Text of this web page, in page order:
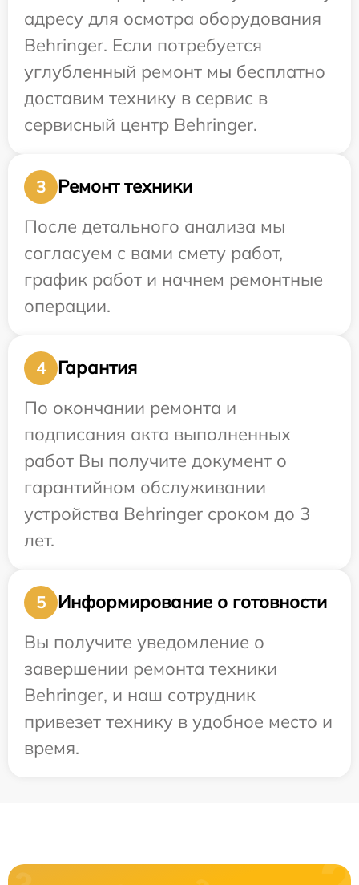
адресу для осмотра оборудования
Behringer. Если потребуется
углубленный ремонт мы бесплатно
доставим технику в сервис в
сервисный центр Behringer.
3
Ремонт техники
После детального анализа мы
согласуем с вами смету работ,
график работ и начнем ремонтные
операции.
4
Гарантия
По окончании ремонта и
подписания акта выполненных
работ Вы получите документ о
гарантийном обслуживании
устройства Behringer сроком до 3
лет.
5
Информирование о готовности
Вы получите уведомление о
завершении ремонта техники
Behringer, и наш сотрудник
привезет технику в удобное место и
время.